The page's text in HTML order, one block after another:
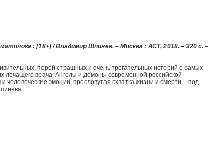
: [18+] / Владимир Шпинев. – Москва : АСТ, 2018. – 320 с. –
порой страшных и очень трогательных историй о самых
лечащего врача. Ангелы и демоны современной российской
эмоции, пресловутая схватка жизни и смерти – под